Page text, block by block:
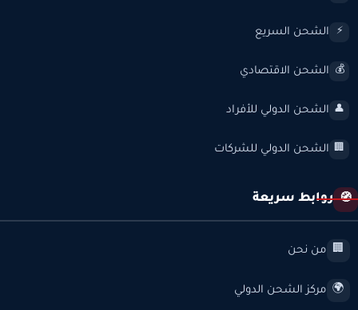
⚡ الشحن السريع
💰 الشحن الاقتصادي
👤 الشحن الدولي للأفراد
🏢 الشحن الدولي للشركات
🧭 روابط سريعة
🏢 من نحن
🌍 مركز الشحن الدولي